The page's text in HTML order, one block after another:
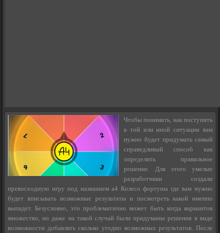
Чтобы понимать, как поступить
в той или иной ситуации вам
нужно будет придумать самый
справедливый способ как
определить правильное
решение. Для этого умелые
разработчики создали
превосходную игру под названием а4 Колесо фортуны где вам нужно
будет вписывать возможные результаты и посмотреть какой именно
выпадет. Безусловно, это проблематично может быть когда вариантов
множество, но даже на такой случай были придуманы решения в виде
возможности добавлять сколько угодно возможных результатов. После